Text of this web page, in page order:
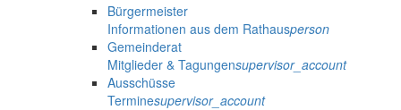
Bürgermeister
Informationen aus dem Rathausperson
Gemeinderat
Mitglieder & Tagungensupervisor_account
Ausschüsse
Terminesupervisor_account